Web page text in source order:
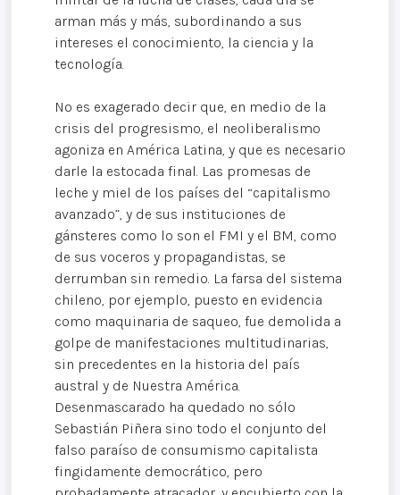
arman más y más, subordinando a sus
intereses el conocimiento, la ciencia y la
tecnología.
No es exagerado decir que, en medio de la
crisis del progresismo, el neoliberalismo
agoniza en América Latina, y que es necesario
darle la estocada final. Las promesas de
leche y miel de los países del “capitalismo
avanzado”, y de sus instituciones de
gánsteres como lo son el FMI y el BM, como
de sus voceros y propagandistas, se
derrumban sin remedio. La farsa del sistema
chileno, por ejemplo, puesto en evidencia
como maquinaria de saqueo, fue demolida a
golpe de manifestaciones multitudinarias,
sin precedentes en la historia del país
austral y de Nuestra América.
Desenmascarado ha quedado no sólo
Sebastián Piñera sino todo el conjunto del
falso paraíso de consumismo capitalista
fingidamente democrático, pero